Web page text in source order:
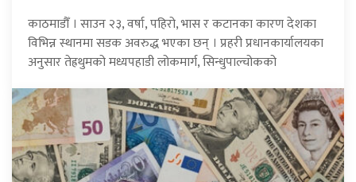
काठमाडौँ । साउन २३, वर्षा, पहिरो, भास र कटानका कारण देशका
विभिन्न स्थानमा सडक अवरुद्ध भएका छन् । प्रहरी प्रधानकार्यालयका
अनुसार तेह्रथुमको मध्यपहाडी लोकमार्ग, सिन्धुपाल्चोकको